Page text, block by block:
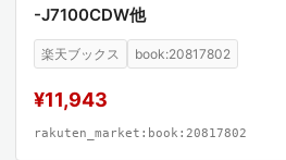
-J7100CDW他
楽天ブックス book:20817802
¥11,943
rakuten_market:book:20817802